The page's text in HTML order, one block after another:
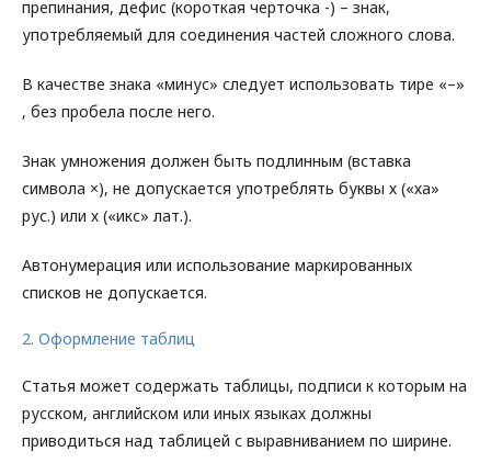
препинания, дефис (короткая черточка -) – знак,
употребляемый для соединения частей сложного слова.
В качестве знака «минус» следует использовать тире «–»
, без пробела после него.
Знак умножения должен быть подлинным (вставка
символа ×), не допускается употреблять буквы х («ха»
рус.) или х («икс» лат.).
Автонумерация или использование маркированных
списков не допускается.
2. Оформление таблиц
Статья может содержать таблицы, подписи к которым на
русском, английском или иных языках должны
приводиться над таблицей с выравниванием по ширине.